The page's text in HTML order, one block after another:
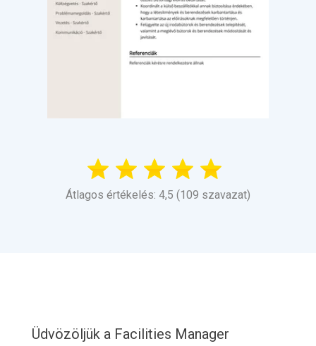
Átlagos értékelés: 4,5 (109 szavazat)
Üdvözöljük a Facilities Manager